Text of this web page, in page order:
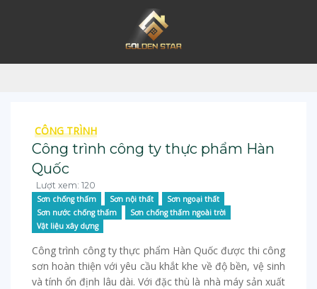
CÔNG TRÌNH
Công trình công ty thực phẩm Hàn
Quốc
Lượt xem: 120
Sơn chống thấm Sơn nội thất
Sơn ngoại thất
Sơn nước chống thấm
Sơn chống thấm ngoài trời
Vật liệu xây dựng
Công trình công ty thực phẩm Hàn Quốc được thi công
sơn hoàn thiện với yêu cầu khắt khe về độ bền, vệ sinh
và tính ổn định lâu dài. Với đặc thù là nhà máy sản xuất